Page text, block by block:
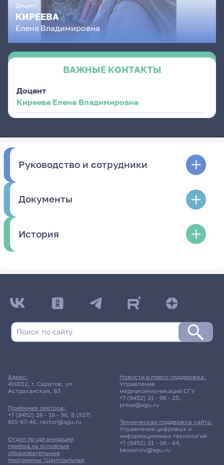
Доцент
КИРЕЕВА
Елена Владимировна
ВАЖНЫЕ КОНТАКТЫ
Доцент
Киреева Елена Владимировна
Руководство и сотрудники
Документы
История
Адрес:
410012, г. Саратов, ул.
Астраханская, 83
Приёмная ректора:
+7 (8452) 26 - 16 - 96, 8 (937)
811-67-46, rector@sgu.ru
Отдел по организации
приёма на основные
образовательные
программы (Центральная
Новости и пресс-поддержка:
Управление
медиакоммуникаций СГУ
+7 (8452) 21 - 06 - 25,
press@sgu.ru
Техническая поддержка сайта:
Управление цифровых и
информационных технологий
+7 (8452) 21 - 06 - 64,
bessonov@sgu.ru